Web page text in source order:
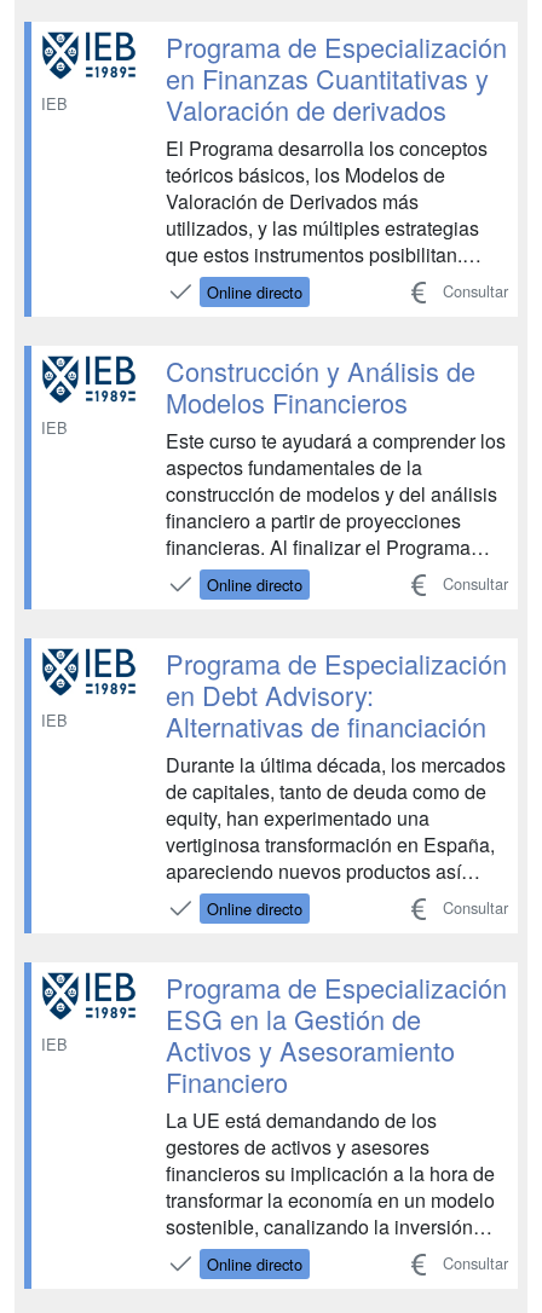
Comprensión del ciclo de vida de las
operaciones financiadas bajo estos...
IEB
Programa de Especialización
en Finanzas Cuantitativas y
Valoración de derivados
El Programa desarrolla los conceptos
teóricos básicos, los Modelos de
Valoración de Derivados más
utilizados, y las múltiples estrategias
que estos instrumentos posibilitan.
Además, profundiza en la operativa
específica de los diferentes Mercados
novedades que han surgido en estos
últimos años. Aprenderás tam...
Online directo Consultar
IEB
Construcción y Análisis de
Modelos Financieros
Este curso te ayudará a comprender los
aspectos fundamentales de la
construcción de modelos y del análisis
financiero a partir de proyecciones
financieras. Al finalizar el Programa
podrás acometer la construcción e
implantación de modelos, con el
Dentro del Programa se tratan los
modelos de valoración de los...
Online directo Consultar
IEB
Programa de Especialización
en Debt Advisory:
Alternativas de financiación
Durante la última década, los mercados
de capitales, tanto de deuda como de
equity, han experimentado una
vertiginosa transformación en España,
apareciendo nuevos productos así
como actores que ofrecen alternativas
Online directo Consultar
IEB
Programa de Especialización
ESG en la Gestión de
Activos y Asesoramiento
Financiero
La UE está demandando de los
gestores de activos y asesores
financieros su implicación a la hora de
transformar la economía en un modelo
sostenible, canalizando la inversión
privada hacia empresas sostenibles.
Este nuevo papel del gestor y del
Online directo Consultar